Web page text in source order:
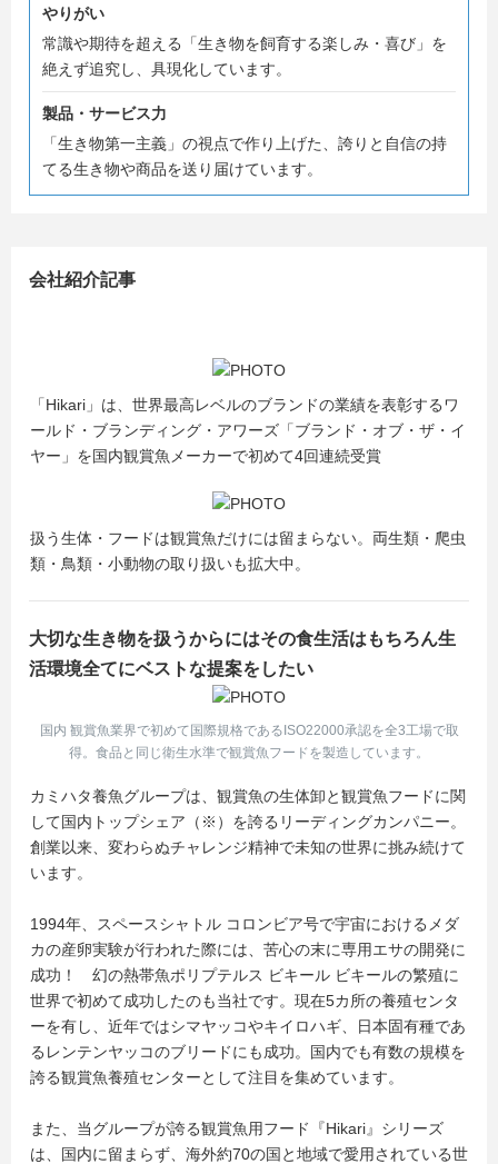
やりがい
常識や期待を超える「生き物を飼育する楽しみ・喜び」を
絶えず追究し、具現化しています。
製品・サービス力
「生き物第一主義」の視点で作り上げた、誇りと自信の持
てる生き物や商品を送り届けています。
会社紹介記事
「Hikari」は、世界最高レベルのブランドの業績を表彰するワ
ールド・ブランディング・アワーズ「ブランド・オブ・ザ・イ
ヤー」を国内観賞魚メーカーで初めて4回連続受賞
扱う生体・フードは観賞魚だけには留まらない。両生類・爬虫
類・鳥類・小動物の取り扱いも拡大中。
大切な生き物を扱うからにはその食生活はもちろん生
活環境全てにベストな提案をしたい
国内 観賞魚業界で初めて国際規格であるISO22000承認を全3工場で取
得。食品と同じ衛生水準で観賞魚フードを製造しています。
カミハタ養魚グループは、観賞魚の生体卸と観賞魚フードに関
して国内トップシェア（※）を誇るリーディングカンパニー。
創業以来、変わらぬチャレンジ精神で未知の世界に挑み続けて
います。
1994年、スペースシャトル コロンビア号で宇宙におけるメダ
カの産卵実験が行われた際には、苦心の末に専用エサの開発に
成功！ 幻の熱帯魚ポリプテルス ビキール ビキールの繁殖に
世界で初めて成功したのも当社です。現在5カ所の養殖センタ
ーを有し、近年ではシマヤッコやキイロハギ、日本固有種であ
るレンテンヤッコのブリードにも成功。国内でも有数の規模を
誇る観賞魚養殖センターとして注目を集めています。
また、当グループが誇る観賞魚用フード『Hikari』シリーズ
は、国内に留まらず、海外約70の国と地域で愛用されている世